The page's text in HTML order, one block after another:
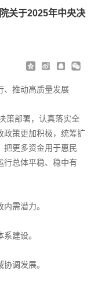
关于2025年中央决
、推动高质量发展
策部署，认真落实全
政策更加积极，统筹扩
把更多资金用于惠民
行总体平稳、稳中有
需潜力。
建设。
调发展。